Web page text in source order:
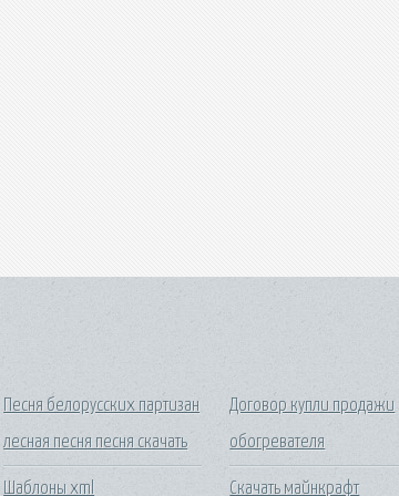
Песня белорусских партизан
лесная песня песня скачать
Шаблоны xml
Договор купли продажи
обогревателя
Скачать майнкрафт